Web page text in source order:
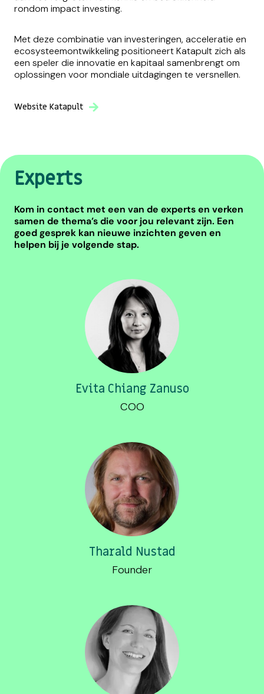
rondom impact investing.
Met deze combinatie van investeringen, acceleratie en
ecosysteemontwikkeling positioneert Katapult zich als
een speler die innovatie en kapitaal samenbrengt om
oplossingen voor mondiale uitdagingen te versnellen.
Website Katapult
Experts
Kom in contact met een van de experts en verken
samen de thema’s die voor jou relevant zijn. Een
goed gesprek kan nieuwe inzichten geven en
helpen bij je volgende stap.
Evita Chiang Zanuso
COO
Tharald Nustad
Founder